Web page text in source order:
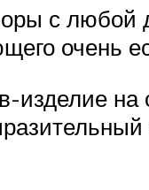
с любой
очень
изделие